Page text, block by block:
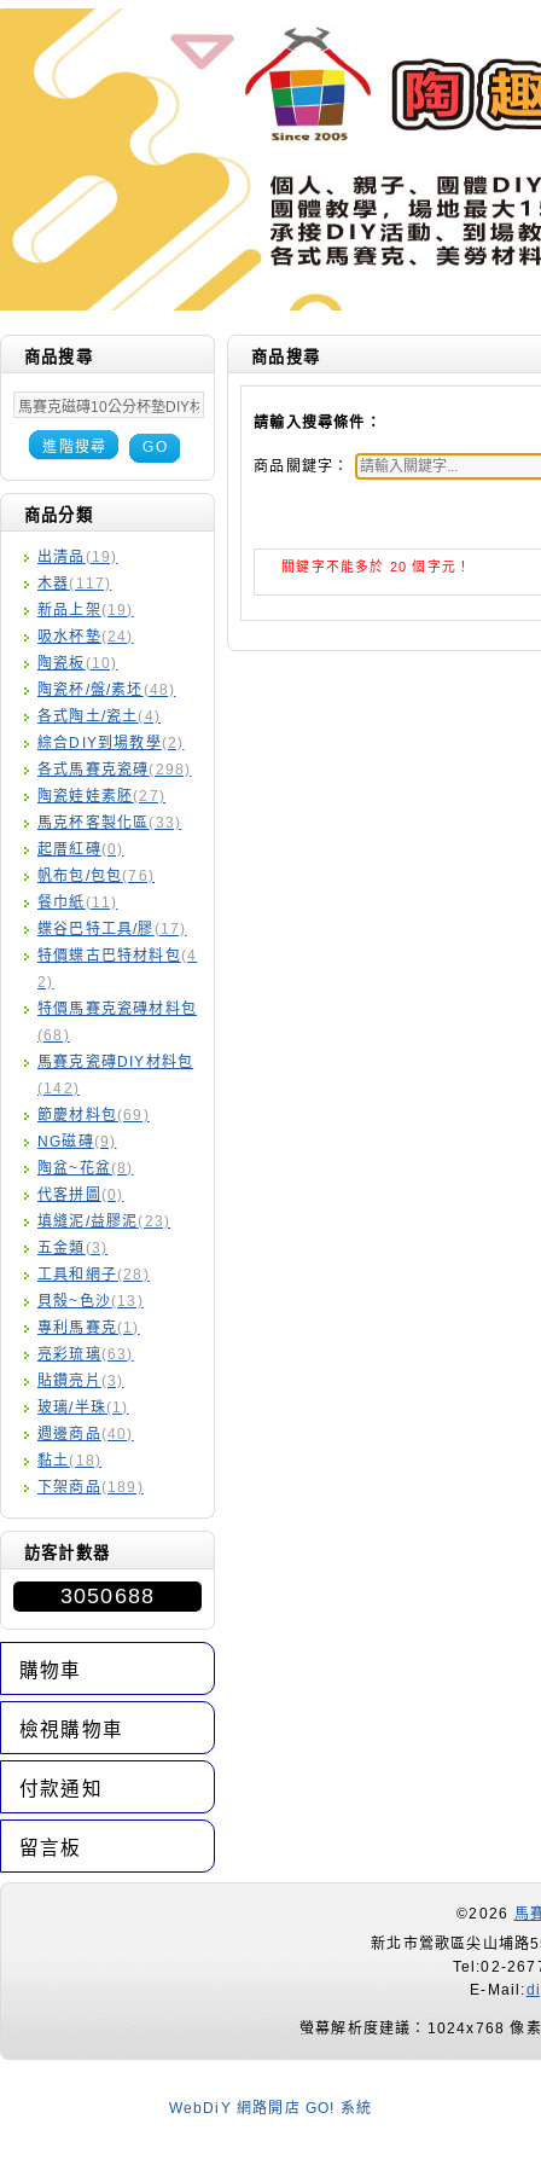
商品搜尋
進階搜尋 GO
商品分類
出清品 (19)
木器(117)
新品上架(19)
吸水杯墊(24)
陶瓷板 (10)
陶瓷杯/盤/素坯(48)
各式陶土/瓷土(4)
綜合DIY到場教學(2)
各式馬賽克瓷磚(298)
陶瓷娃娃素胚(27)
馬克杯客製化區(33)
起厝紅磚(0)
帆布包/包包(76)
餐巾紙(11)
蝶谷巴特工具/膠(17)
特價蝶古巴特材料包(4
2)
特價馬賽克瓷磚材料包
(68)
馬賽克瓷磚DIY材料包
(142)
節慶材料包(69)
NG磁磚(9)
陶盆~花盆(8)
代客拼圖 (0)
填縫泥/益膠泥(23)
五金類 (3)
工具和網子(28)
貝殼~色沙(13)
專利馬賽克(1)
亮彩琉璃(63)
貼鑽亮片 (3)
玻璃/半珠(1)
週邊商品(40)
黏土(18)
下架商品(189)
訪客計數器
3050688
購物車
檢視購物車
付款通知
留言板
商品搜尋
請輸入搜尋條件：
商品關鍵字：
關鍵字不能多於 20 個字元！
©2026 馬
新北市鶯歌區尖山埔路
Tel:02-
E-Mail:
螢幕解析度建議：1024x768 像
WebDiY 網路開店 GO! 系統